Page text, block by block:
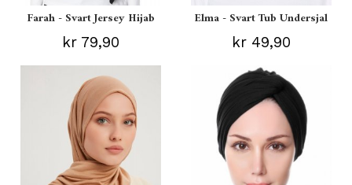
Farah - Svart Jersey Hijab
kr 79,90
Elma - Svart Tub Undersjal
kr 49,90